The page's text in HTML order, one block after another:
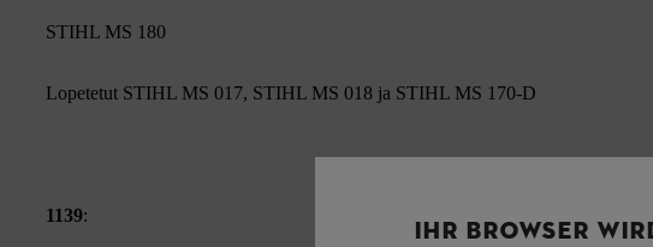
STIHL MS 180
Lopetetut STIHL MS 017, STIHL MS 018 ja STIHL MS 170-D
1139:
IHR BROWSER